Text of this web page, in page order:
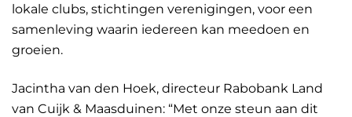
lokale clubs, stichtingen verenigingen, voor een
samenleving waarin iedereen kan meedoen en
groeien.
Jacintha van den Hoek, directeur Rabobank Land
van Cuijk & Maasduinen: “Met onze steun aan dit